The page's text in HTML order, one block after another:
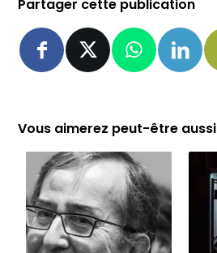
Partager cette publication
Vous aimerez peut-être aussi